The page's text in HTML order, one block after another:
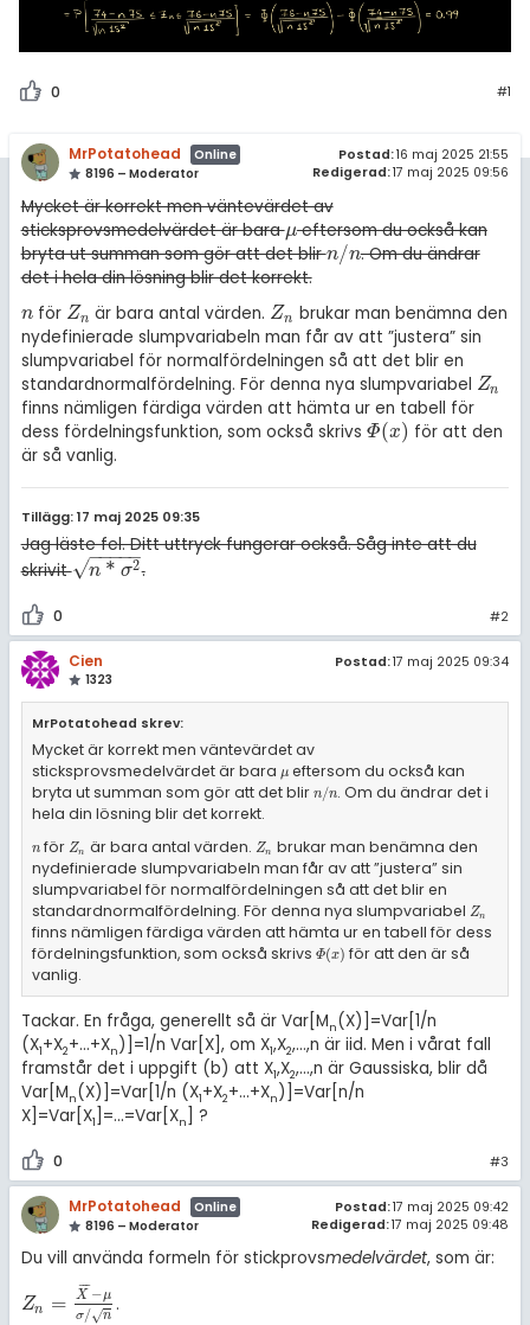
0 #1
MrPotatohead
Online
8196 – Moderator
Postad:16 maj 2025 21:55
Redigerad:17 maj 2025 09:56
Mycket är korrekt men väntevärdet av
sticksprovsmedelvärdet är baraμ
μeftersom du också kan
bryta ut summan som gör att det blirn/n
n/n . Om du ändrar
det i hela din lösning blir det korrekt.
n
nför Zn
Zn är bara antal värden. Zn
Zn brukar man benämna den
nydefinierade slumpvariabeln man får av att ”justera” sin
slumpvariabel för normalfördelningen så att det blir en
standardnormalfördelning. För denna nya slumpvariabel Zn
Zn
finns nämligen färdiga värden att hämta ur en tabell för
dess fördelningsfunktion, som också skrivs Φ(x)
Φ(x) för att den
är så vanlig.
Tillägg: 17 maj 2025 09:35
Jag läste fel. Ditt uttryck fungerar också. Såg inte att du
skrivit
n * σ2
− −
−−−
√
n*σ2 .
0 #2
Cien
1323
Postad:17 maj 2025 09:34
MrPotatohead skrev:
Mycket är korrekt men väntevärdet av
sticksprovsmedelvärdet är bara μ
μeftersom du också kan
bryta ut summan som gör att det blir n/n
n/n. Om du ändrar det i
hela din lösning blir det korrekt.
n
nför Zn
Zn är bara antal värden. Zn
Zn brukar man benämna den
nydefinierade slumpvariabeln man får av att ”justera” sin
slumpvariabel för normalfördelningen så att det blir en
standardnormalfördelning. För denna nya slumpvariabel Zn
Zn
finns nämligen färdiga värden att hämta ur en tabell för dess
fördelningsfunktion, som också skrivs Φ(x)
Φ(x) för att den är så
vanlig.
Tackar. En fråga, generellt så är Var[Mn(X)]=Var[1/n
(X1+X2+...+Xn)]=1/n Var[X], om X1,X2,...,n är iid. Men i vårat fall
framstår det i uppgift (b) att X1,X2,...,n är Gaussiska, blir då
Var[Mn(X)]=Var[1/n (X1+X2+...+Xn)]=Var[n/n
X]=Var[X1 ]=...=Var[Xn ] ?
0 #3
MrPotatohead
Online
8196 – Moderator
Postad:17 maj 2025 09:42
Redigerad:17 maj 2025 09:48
Du vill använda formeln för stickprovsmedelvärdet, som är:
Zn = X
¯¯
¯ −μ
σ/ n
√
Zn= X¯- μσ/n .